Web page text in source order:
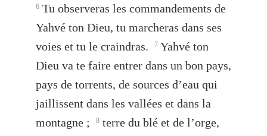
6 Tu observeras les commandements de
Yahvé ton Dieu, tu marcheras dans ses
voies et tu le craindras.
7 Yahvé ton
Dieu va te faire entrer dans un bon pays,
pays de torrents, de sources d’eau qui
jaillissent dans les vallées et dans la
montagne ;
8 terre du blé et de l’orge,